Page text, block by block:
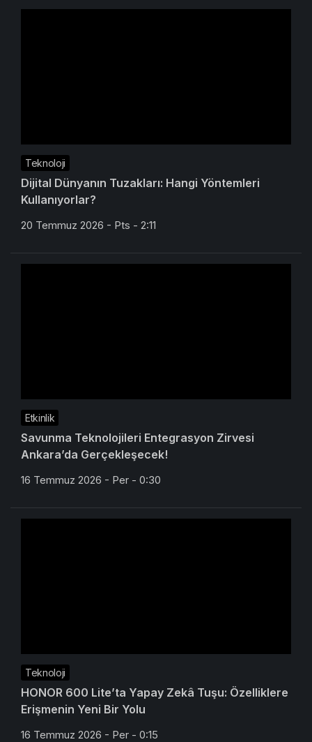
Teknoloji
Dijital Dünyanın Tuzakları: Hangi Yöntemleri
Kullanıyorlar?
20 Temmuz 2026 - Pts - 2:11
Etkinlik
Savunma Teknolojileri Entegrasyon Zirvesi
Ankara’da Gerçekleşecek!
16 Temmuz 2026 - Per - 0:30
Teknoloji
HONOR 600 Lite’ta Yapay Zekâ Tuşu: Özelliklere
Erişmenin Yeni Bir Yolu
16 Temmuz 2026 - Per - 0:15